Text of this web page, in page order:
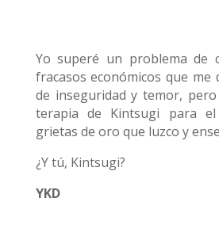
Yo superé un problema de
fracasos económicos que me
de inseguridad y temor,
terapia de Kintsugi para
grietas de oro que luzco y
¿Y tú, Kintsugi?
YKD